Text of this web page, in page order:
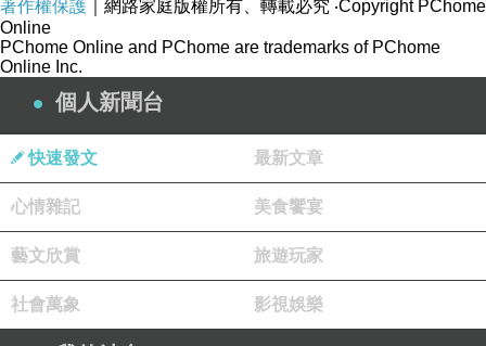
著作權保護 ｜網路家庭版權所有、轉載必究 ‧Copyright PChome
Online
PChome Online and PChome are trademarks of PChome
Online Inc.
個人新聞台
快速發文 最新文章
心情雜記 美食饗宴
藝文欣賞 旅遊玩家
社會萬象 影視娛樂